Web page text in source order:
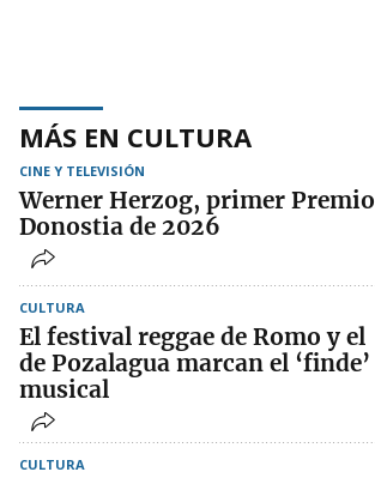
MÁS EN CULTURA
CINE Y TELEVISIÓN
Werner Herzog, primer Premio
Donostia de 2026
CULTURA
El festival reggae de Romo y el
de Pozalagua marcan el ‘finde’
musical
CULTURA